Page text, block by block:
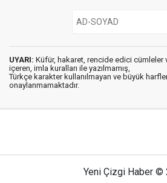
UYARI: Küfür, hakaret, rencide edici cümleler
içeren, imla kuralları ile yazılmamış,
Türkçe karakter kullanılmayan ve büyük
onaylanmamaktadır.
Yeni Çizgi Haber ©